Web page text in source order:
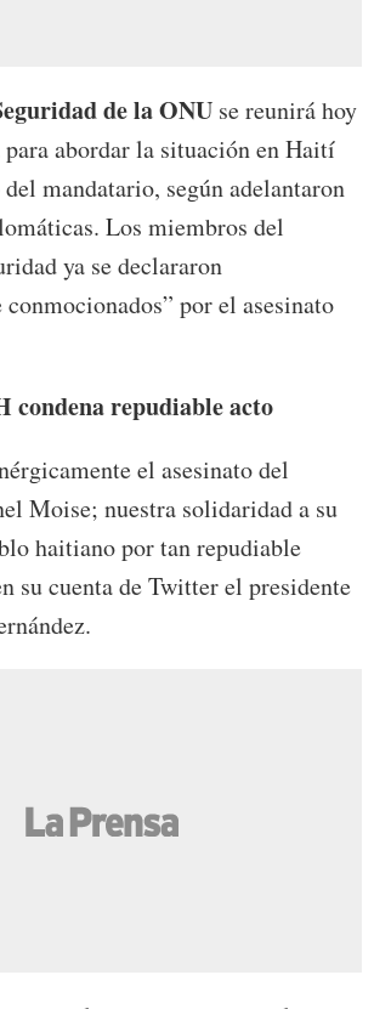
de la ONU se reunirá hoy
para abordar la situación en Haití
mandatario, según adelantaron
Los miembros del
ya se declararon
por el asesinato
condena repudiable acto
el asesinato del
Moise; nuestra solidaridad a su
haitiano por tan repudiable
su cuenta de Twitter el presidente